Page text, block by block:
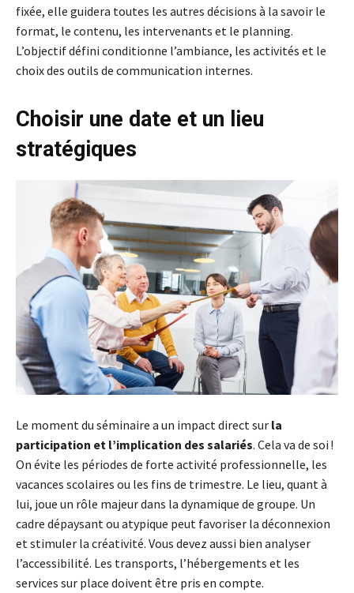
fixée, elle guidera toutes les autres décisions à la savoir le
format, le contenu, les intervenants et le planning.
L’objectif défini conditionne l’ambiance, les activités et le
choix des outils de communication internes.
Choisir une date et un lieu
stratégiques
Le moment du séminaire a un impact direct sur la
participation et l’implication des salariés. Cela va de soi !
On évite les périodes de forte activité professionnelle, les
vacances scolaires ou les fins de trimestre. Le lieu, quant à
lui, joue un rôle majeur dans la dynamique de groupe. Un
cadre dépaysant ou atypique peut favoriser la déconnexion
et stimuler la créativité. Vous devez aussi bien analyser
l’accessibilité. Les transports, l’hébergements et les
services sur place doivent être pris en compte.